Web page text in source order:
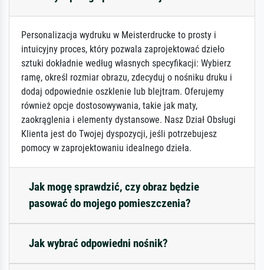
Personalizacja wydruku w Meisterdrucke to prosty i
intuicyjny proces, który pozwala zaprojektować dzieło
sztuki dokładnie według własnych specyfikacji: Wybierz
ramę, określ rozmiar obrazu, zdecyduj o nośniku druku i
dodaj odpowiednie oszklenie lub blejtram. Oferujemy
również opcje dostosowywania, takie jak maty,
zaokrąglenia i elementy dystansowe. Nasz Dział Obsługi
Klienta jest do Twojej dyspozycji, jeśli potrzebujesz
pomocy w zaprojektowaniu idealnego dzieła.
Jak mogę sprawdzić, czy obraz będzie
pasować do mojego pomieszczenia?
Jak wybrać odpowiedni nośnik?